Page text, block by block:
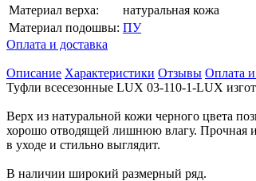
Материал верха:
натуральная кожа
Материал подошвы: ПУ
Оплата и доставка
Описание Характеристики Отзывы Оплата и
Туфли всесезонные LUX 03-110-1-LUX
Верх из натуральной кожи черного цвета
хорошо отводящей лишнюю влагу. Прочная и
в уходе и стильно выглядит.
В наличии широкий размерный ряд.